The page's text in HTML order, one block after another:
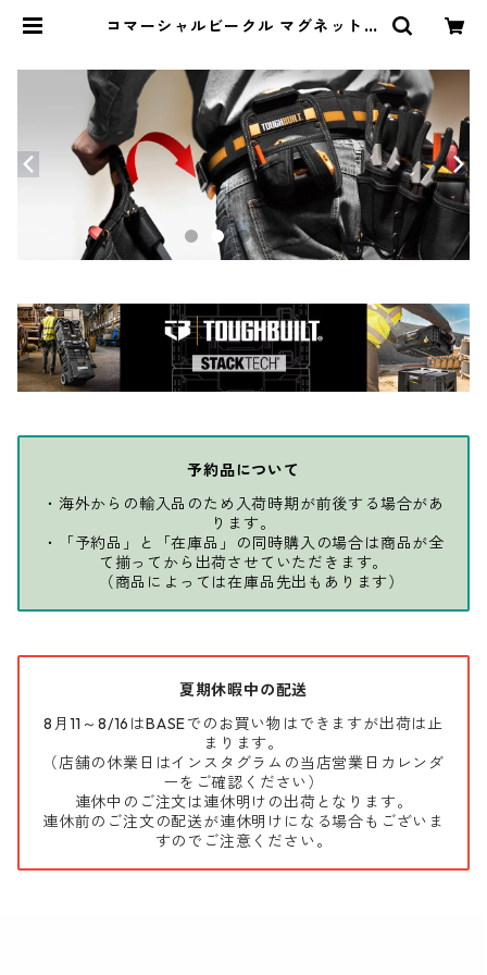
コマーシャルビークル マグネットサ
予約品について
・海外からの輸入品のため入荷時期が前後する場合があ
ります。
・「予約品」と「在庫品」の同時購入の場合は商品が全
て揃ってから出荷させていただきます。
（商品によっては在庫品先出もあります）
夏期休暇中の配送
8月11～8/16はBASEでのお買い物はできますが出荷は止
まります。
（店舗の休業日はインスタグラムの当店営業日カレンダ
ーをご確認ください）
連休中のご注文は連休明けの出荷となります。
連休前のご注文の配送が連休明けになる場合もございま
すのでご注意ください。